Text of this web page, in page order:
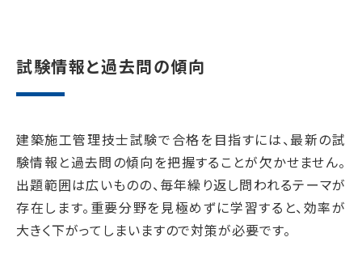
試験情報と過去問の傾向
建築施工管理技士試験で合格を目指すには、最新の試
験情報と過去問の傾向を把握することが欠かせません。
出題範囲は広いものの、毎年繰り返し問われるテーマが
存在します。重要分野を見極めずに学習すると、効率が
大きく下がってしまいますので対策が必要です。